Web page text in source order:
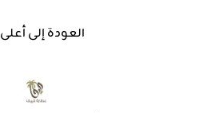
العودة إلى أعلى